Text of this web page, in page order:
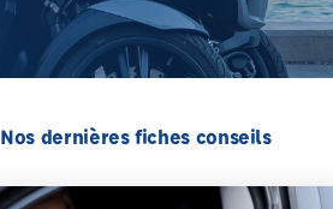
Nos dernières fiches conseils